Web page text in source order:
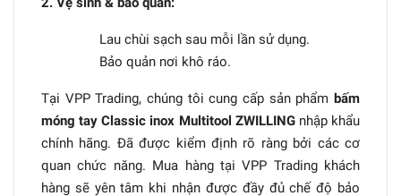
Lau chùi sạch sau mỗi lần sử dụng.
Bảo quản nơi khô ráo.
Tại VPP Trading, chúng tôi cung cấp sản phẩm bấm
móng tay Classic inox Multitool ZWILLING nhập khẩu
chính hãng. Đã được kiểm định rõ ràng bởi các cơ
quan chức năng. Mua hàng tại VPP Trading khách
hàng sẽ yên tâm khi nhận được đầy đủ chế độ bảo